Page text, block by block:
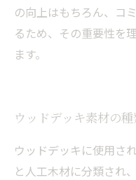
の向上はもちろん、コ
るため、その重要性を
ます。
ウッドデッキ素材の
ウッドデッキに使用さ
と人工木材に分類され